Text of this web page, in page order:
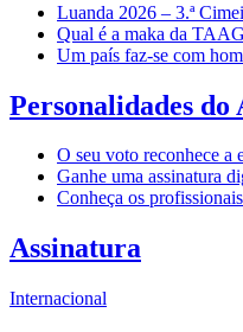
Luanda 2026 – 3.ª
Qual é a maka da
Um país faz-se com
Personalidades do
O seu voto reconhece a
Ganhe uma assinatura
Conheça os
Assinatura
Internacional